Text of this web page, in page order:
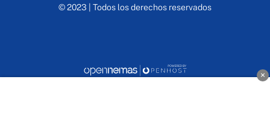
© 2023 | Todos los derechos reservados
×